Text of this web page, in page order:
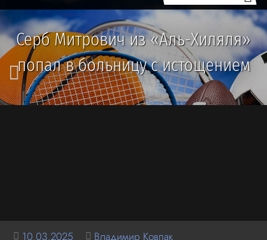
Серб Митрович из «Аль-Хиляля»
попал в больницу с истощением
10.03.2025 Владимир Ковпак